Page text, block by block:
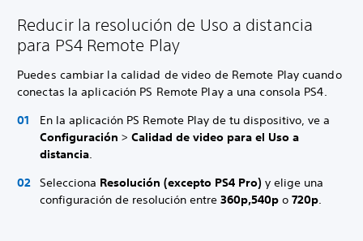
Reducir la resolución de Uso a distancia
para PS4 Remote Play
Puedes cambiar la calidad de video de Remote Play cuando
conectas la aplicación PS Remote Play a una consola PS4.
En la aplicación PS Remote Play de tu dispositivo, ve a
Configuración > Calidad de video para el Uso a
distancia.
Selecciona Resolución (excepto PS4 Pro) y elige una
configuración de resolución entre 360p,540p o 720p.